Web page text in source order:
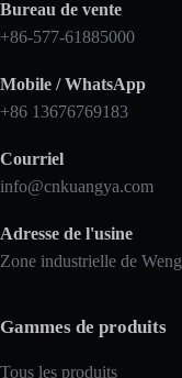
Bureau de vente
+86-577-61885000
Mobile / WhatsApp
+86 13676769183
Courriel
info@cnkuangya.com
Adresse de l'usine
Zone industrielle de
Gammes de produits
Tous les produits